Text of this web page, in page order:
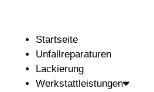
Startseite
Unfallreparaturen
Lackierung
Werkstattleistungen